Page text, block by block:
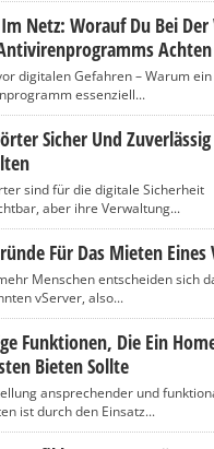
Netz: Worauf Du Bei Der
digitalen Gefahren – Warum
essenziell...
Sicher Und Zuverlässig
sind für die digitale Sicherheit
aber ihre Verwaltung...
Für Das Mieten Eines
Menschen entscheiden sich
vServer, also...
Funktionen, Die Ein
Bieten Sollte
ansprechender und
ist durch den Einsatz...